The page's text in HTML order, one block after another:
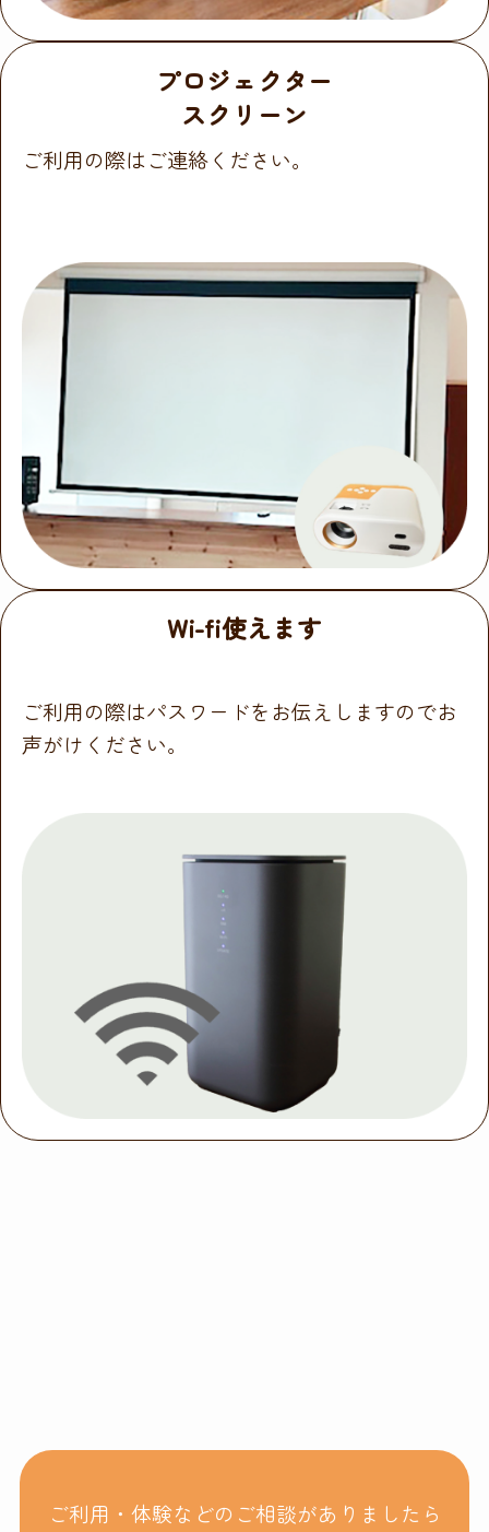
プロジェクター
スクリーン
ご利用の際はご連絡ください。
Wi-fi使えます
ご利用の際はパスワードをお伝えしますのでお
声がけください。
ご利用・体験などのご相談がありましたら